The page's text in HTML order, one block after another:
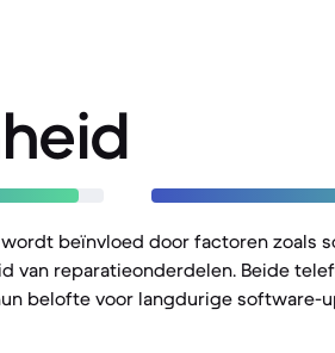
beïnvloed door factoren zoals
van reparatieonderdelen. Beide
belofte voor langdurige software-